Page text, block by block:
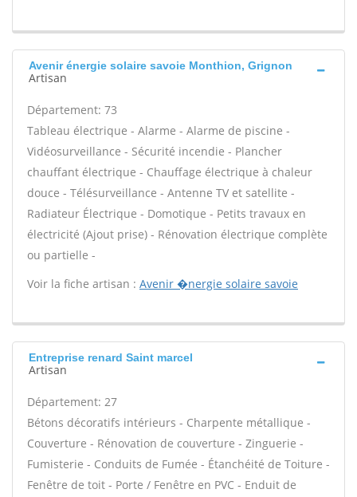
Avenir énergie solaire savoie Monthion, Grignon
Artisan
Département: 73
Tableau électrique - Alarme - Alarme de piscine -
Vidéosurveillance - Sécurité incendie - Plancher
chauffant électrique - Chauffage électrique à chaleur
douce - Télésurveillance - Antenne TV et satellite -
Radiateur Électrique - Domotique - Petits travaux en
électricité (Ajout prise) - Rénovation électrique complète
ou partielle -
Voir la fiche artisan : Avenir �nergie solaire savoie
Entreprise renard Saint marcel
Artisan
Département: 27
Bétons décoratifs intérieurs - Charpente métallique -
Couverture - Rénovation de couverture - Zinguerie -
Fumisterie - Conduits de Fumée - Étanchéité de Toiture -
Fenêtre de toit - Porte / Fenêtre en PVC - Enduit de